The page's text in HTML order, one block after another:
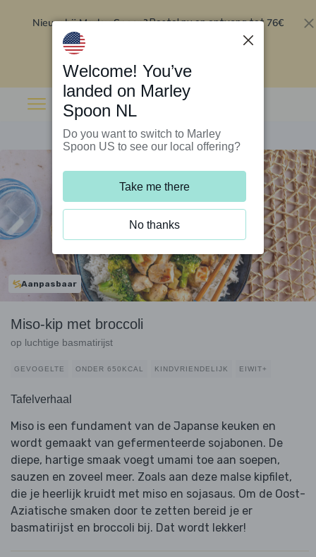
Nieuw bij Marley Spoon?Bestel nu en ontvang tot 76€
Aanpasbaar
Miso-kip met broccoli
op luchtige basmatirijst
GEVOGELTE ONDER 650KCAL KINDVRIENDELIJK EIWIT+
Tafelverhaal
Miso is een fundament van de Japanse keuken en
wordt gemaakt van gefermenteerde sojabonen. De
diepe, hartige smaak voegt umami toe aan soepen,
sauzen en zoveel meer. Zoals aan deze malse kipfilet,
die je heerlijk kruidt met miso en sojasaus. Om de Oost-
Aziatische smaken door te zetten bereid je er
basmatirijst en broccoli bij. Dat wordt lekker!
Welcome! You’ve
landed on Marley
Spoon NL
Do you want to switch to Marley
Spoon US to see our local offering?
Take me there
No thanks